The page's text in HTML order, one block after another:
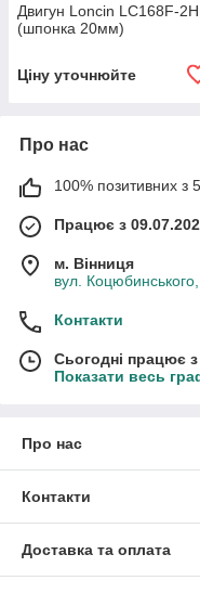
Двигун Loncin LC168F-2H
(шпонка 20мм)
Ціну уточнюйте
Про нас
100% позитивних з 5
Працює з
м. Вінниця
вул.
Контакти
Сьогодні працює
Показати весь
Про нас
Контакти
Доставка та оплата